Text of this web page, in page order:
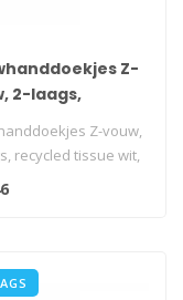
Z-
2-laags,
tissue wit,Z-vouw,
recycled tissue wit,